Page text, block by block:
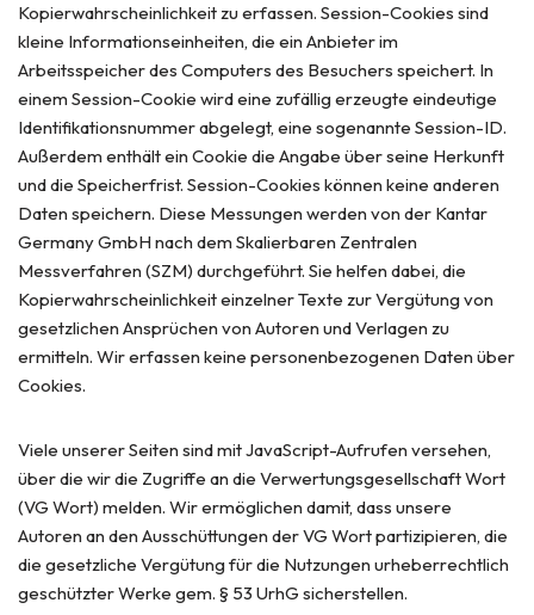
Kopierwahrscheinlichkeit zu erfassen. Session-Cookies sind
kleine Informationseinheiten, die ein Anbieter im
Arbeitsspeicher des Computers des Besuchers speichert. In
einem Session-Cookie wird eine zufällig erzeugte eindeutige
Identifikationsnummer abgelegt, eine sogenannte Session-ID.
Außerdem enthält ein Cookie die Angabe über seine Herkunft
und die Speicherfrist. Session-Cookies können keine anderen
Daten speichern. Diese Messungen werden von der Kantar
Germany GmbH nach dem Skalierbaren Zentralen
Messverfahren (SZM) durchgeführt. Sie helfen dabei, die
Kopierwahrscheinlichkeit einzelner Texte zur Vergütung von
gesetzlichen Ansprüchen von Autoren und Verlagen zu
ermitteln. Wir erfassen keine personenbezogenen Daten über
Cookies.
Viele unserer Seiten sind mit JavaScript-Aufrufen versehen,
über die wir die Zugriffe an die Verwertungsgesellschaft Wort
(VG Wort) melden. Wir ermöglichen damit, dass unsere
Autoren an den Ausschüttungen der VG Wort partizipieren, die
die gesetzliche Vergütung für die Nutzungen urheberrechtlich
geschützter Werke gem. § 53 UrhG sicherstellen.